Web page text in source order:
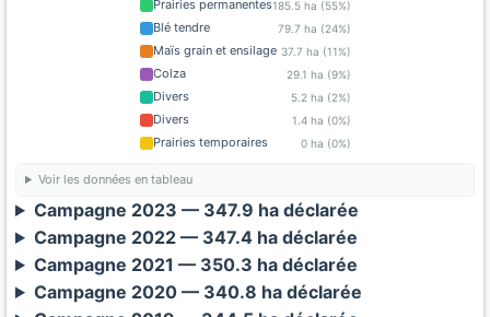
Prairies permanentes185.5 ha (55%)
Blé tendre 79.7 ha (24%)
Maïs grain et ensilage 37.7 ha (11%)
Colza 29.1 ha (9%)
Divers 5.2 ha (2%)
Divers 1.4 ha (0%)
Prairies temporaires 0 ha (0%)
Voir les données en tableau
Campagne 2023 — 347.9 ha déclarée
Campagne 2022 — 347.4 ha déclarée
Campagne 2021 — 350.3 ha déclarée
Campagne 2020 — 340.8 ha déclarée